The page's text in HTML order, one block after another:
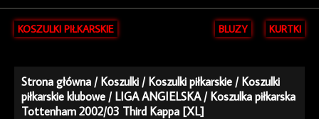
KOSZULKI PIŁKARSKIE BLUZY KURTKI
Strona główna /Koszulki /Koszulki piłkarskie /Koszulki
piłkarskie klubowe /LIGA ANGIELSKA/ Koszulka piłkarska
Tottenham 2002/03 Third Kappa [XL]